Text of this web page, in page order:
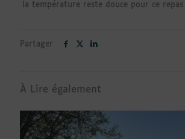
la température reste douce pour ce repas
Partager
À Lire également